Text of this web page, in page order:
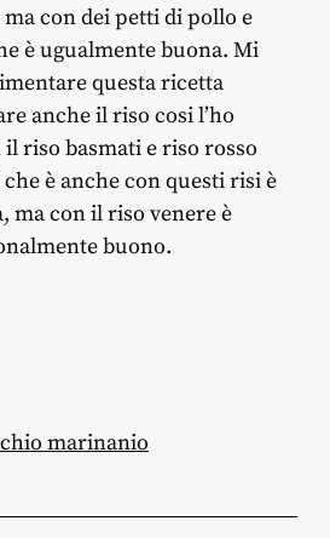
con dei petti di pollo e
è ugualmente buona. Mi
questa ricetta
anche il riso cosi l’ho
riso basmati e riso rosso
è anche con questi risi è
ma con il riso venere è
buono.
marinanio